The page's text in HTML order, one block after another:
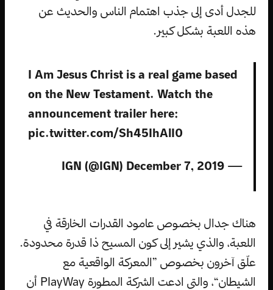
للجدل أدى إلى جذب اهتمام الناس والحديث عن
هذه اللعبة بشكل كبير.
I Am Jesus Christ is a real game based
on the New Testament. Watch the
announcement trailer here:
pic.twitter.com/Sh45IhAlI0
— IGN (@IGN)
December 7, 2019
هناك جدال بخصوص عامود القدرات الخارقة في
اللعبة، والذي يشير إلى كون المسيح ذا قدرة محدودة.
علّق آخرون بخصوص ”المعركة الواقعية مع
الشيطان“، والتي ادعت الشركة المطورة PlayWay أن